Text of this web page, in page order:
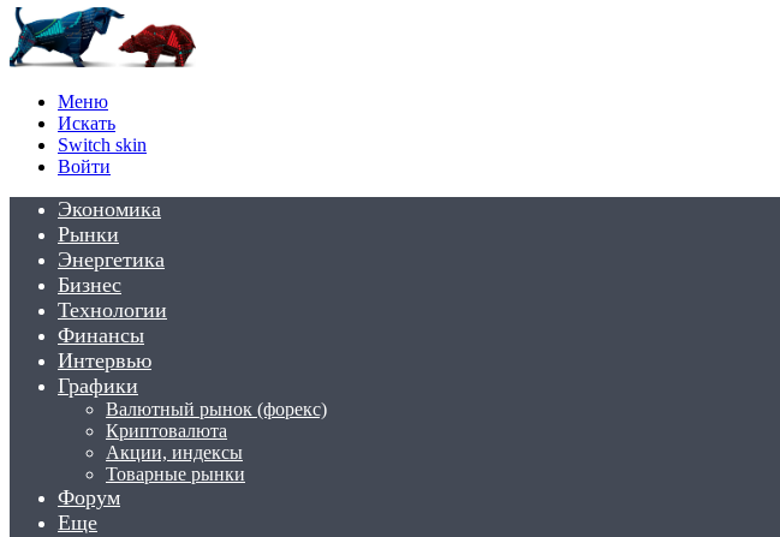
Меню
Искать
Switch skin
Войти
Экономика
Рынки
Энергетика
Бизнес
Технологии
Финансы
Интервью
Графики
Валютный рынок (форекс)
Криптовалюта
Акции, индексы
Товарные рынки
Форум
Еще